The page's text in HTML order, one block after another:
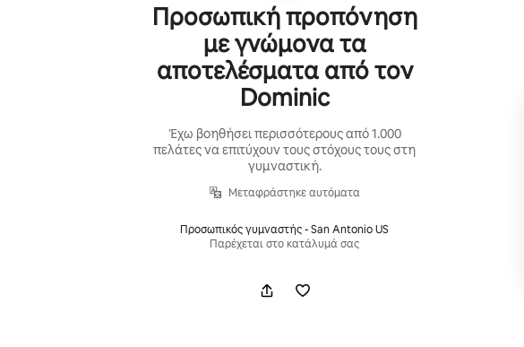
Προσωπική προπόνηση
με γνώμονα τα
αποτελέσματα από τον
Dominic
Έχω βοηθήσει περισσότερους από 1.000
πελάτες να επιτύχουν τους στόχους τους στη
γυμναστική.
Μεταφράστηκε αυτόματα
Προσωπικός γυμναστής - San Antonio US
Παρέχεται στο κατάλυμά σας